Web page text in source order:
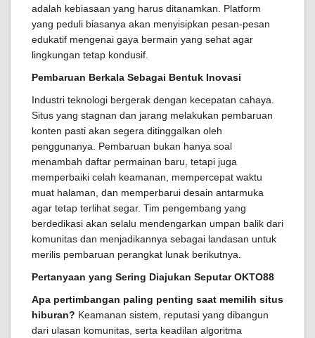
adalah kebiasaan yang harus ditanamkan. Platform
yang peduli biasanya akan menyisipkan pesan-pesan
edukatif mengenai gaya bermain yang sehat agar
lingkungan tetap kondusif.
Pembaruan Berkala Sebagai Bentuk Inovasi
Industri teknologi bergerak dengan kecepatan cahaya.
Situs yang stagnan dan jarang melakukan pembaruan
konten pasti akan segera ditinggalkan oleh
penggunanya. Pembaruan bukan hanya soal
menambah daftar permainan baru, tetapi juga
memperbaiki celah keamanan, mempercepat waktu
muat halaman, dan memperbarui desain antarmuka
agar tetap terlihat segar. Tim pengembang yang
berdedikasi akan selalu mendengarkan umpan balik dari
komunitas dan menjadikannya sebagai landasan untuk
merilis pembaruan perangkat lunak berikutnya.
Pertanyaan yang Sering Diajukan Seputar OKTO88
Apa pertimbangan paling penting saat memilih situs
hiburan? Keamanan sistem, reputasi yang dibangun
dari ulasan komunitas, serta keadilan algoritma